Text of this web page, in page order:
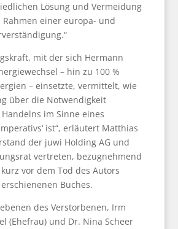
Lösung und Vermeidung
einer europa- und
mit der sich Hermann
– hin zu 100 %
– einsetzte, vermittelt, wie
über die Notwendigkeit
im Sinne eines
ist“, erläutert Matthias
der juwi Holding AG und
vertreten, bezugnehmend
vor dem Tod des Autors
Buches.
des Verstorbenen, Irm
(Ehefrau) und Dr. Nina Scheer